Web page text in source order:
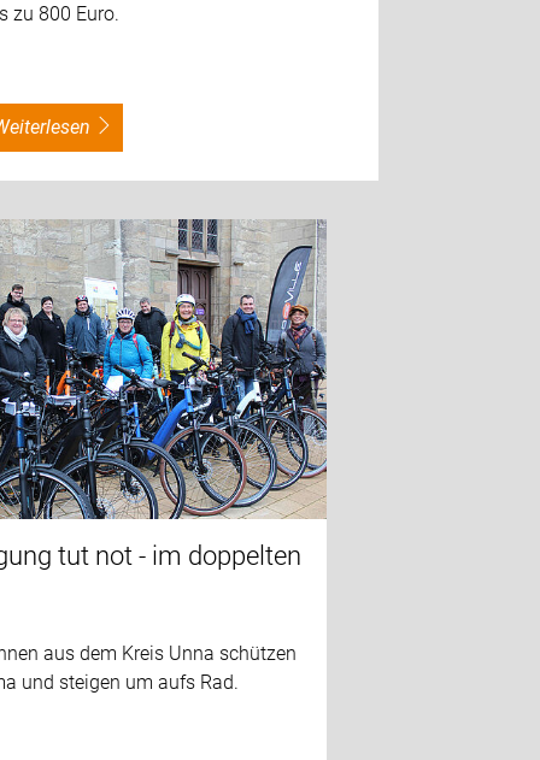
zu 800 Euro.
weiterlesen
tut not - im doppelten
aus dem Kreis Unna schützen
und steigen um aufs Rad.